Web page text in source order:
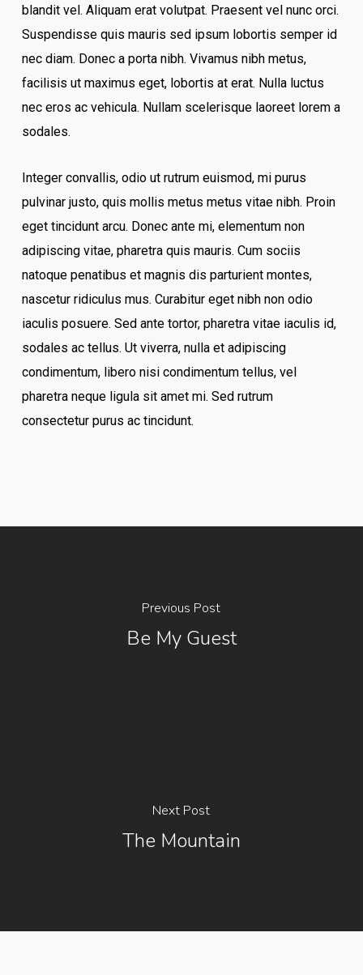
blandit vel. Aliquam erat volutpat. Praesent vel nunc orci.
Suspendisse quis mauris sed ipsum lobortis semper id
nec diam. Donec a porta nibh. Vivamus nibh metus,
facilisis ut maximus eget, lobortis at erat. Nulla luctus
nec eros ac vehicula. Nullam scelerisque laoreet lorem a
sodales.
Integer convallis, odio ut rutrum euismod, mi purus
pulvinar justo, quis mollis metus metus vitae nibh. Proin
eget tincidunt arcu. Donec ante mi, elementum non
adipiscing vitae, pharetra quis mauris. Cum sociis
natoque penatibus et magnis dis parturient montes,
nascetur ridiculus mus. Curabitur eget nibh non odio
iaculis posuere. Sed ante tortor, pharetra vitae iaculis id,
sodales ac tellus. Ut viverra, nulla et adipiscing
condimentum, libero nisi condimentum tellus, vel
pharetra neque ligula sit amet mi. Sed rutrum
consectetur purus ac tincidunt.
Previous Post
Be My Guest
Next Post
The Mountain